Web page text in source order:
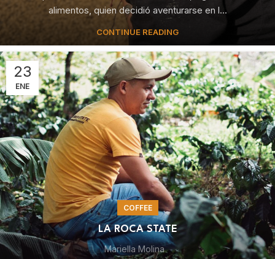
alimentos, quien decidió aventurarse en l...
CONTINUE READING
23
ENE
COFFEE
LA ROCA STATE
Mariella Molina